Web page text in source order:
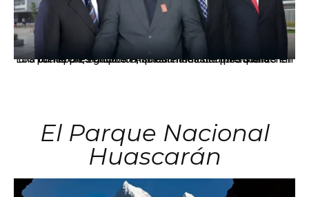
Los principales grupos empresariales del país mantienen una fuerte presencia en Áncash mediante inversiones en comercio, educación, salud e industria pesquera.
El Parque Nacional
Huascarán